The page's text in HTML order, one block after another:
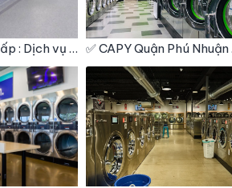
✅ CAPY Gò Vấp : Dịch vụ Giặt sấy – Giặt hấp – Giặt khô – Giặt Công Nghiệp – Vệ Sinh giày ✅ CAPY